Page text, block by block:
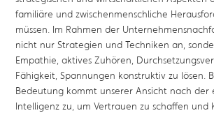
familiäre und zwischenmenschliche
müssen. Im Rahmen der
nicht nur Strategien und Techniken an,
Empathie, aktives Zuhören,
Fähigkeit, Spannungen konstruktiv zu lösen.
Bedeutung kommt unserer Ansicht nach der
Intelligenz zu, um Vertrauen zu schaffen und